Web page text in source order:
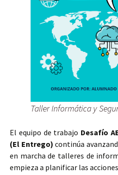
Taller Informática y
El equipo de trabajo Desafío
(El Entrego) continúa
en marcha de talleres de
empieza a planificar las